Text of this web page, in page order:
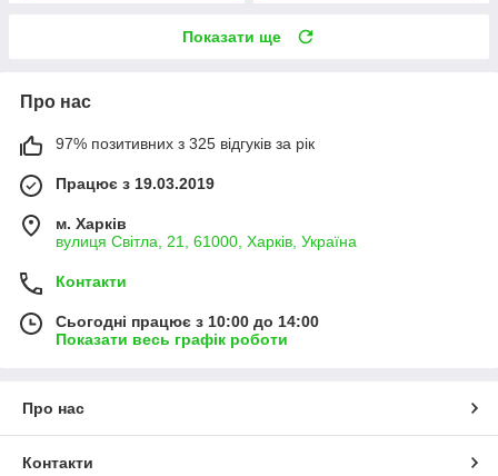
Показати ще
Про нас
97% позитивних з 325 відгуків за рік
Працює з 19.03.2019
м. Харків
вулиця Світла, 21, 61000, Харків, Україна
Контакти
Сьогодні працює з 10:00 до 14:00
Показати весь графік роботи
Про нас
Контакти